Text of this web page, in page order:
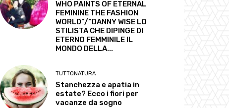
WHO PAINTS OF ETERNAL
FEMININE THE FASHION
WORLD”/“DANNY WISE LO
STILISTA CHE DIPINGE DI
ETERNO FEMMINILE IL
MONDO DELLA...
TUTTONATURA
Stanchezza e apatia in
estate? Ecco i fiori per
vacanze da sogno